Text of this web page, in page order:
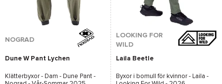
NOGRAD
Dune W Pant Lychen
Klätterbyxor - Dam - Dune Pant -
LOOKING FOR
WILD
Laila Beetle
Byxor i bomull för kvinnor - Laila -